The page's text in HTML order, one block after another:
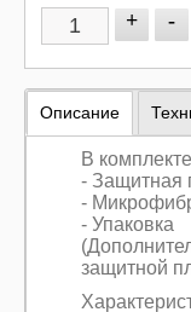
+ -
Описание
В
- Защитная
-
- Упаковка
защитной